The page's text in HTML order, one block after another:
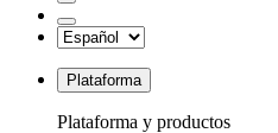
Plataforma
Plataforma y productos